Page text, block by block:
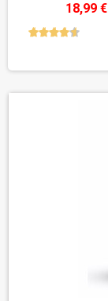
18,99 €